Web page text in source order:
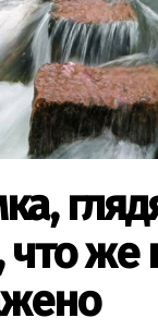
что же